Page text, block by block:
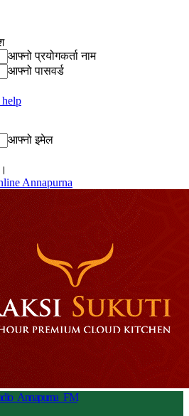
आफ्नो प्रयोगकर्ता नाम
आफ्नो पासवर्ड
आफ्नो इमेल
Annapurna